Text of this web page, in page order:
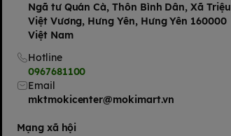
Ngã tư Quán Cà, Thôn Bình Dân, Xã Triệu
Việt Vương, Hưng Yên, Hưng Yên 160000
Việt Nam
Hotline
0967681100
Email
mktmokicenter@mokimart.vn
Mạng xã hội